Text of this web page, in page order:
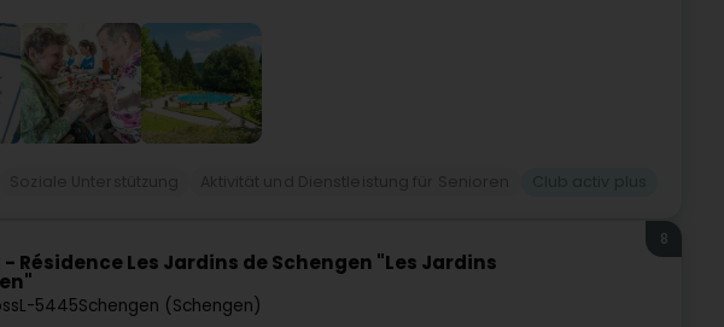
Résidence Les Jardins de Schengen "Les Jardins
L-5445Schengen (Schengen)
8